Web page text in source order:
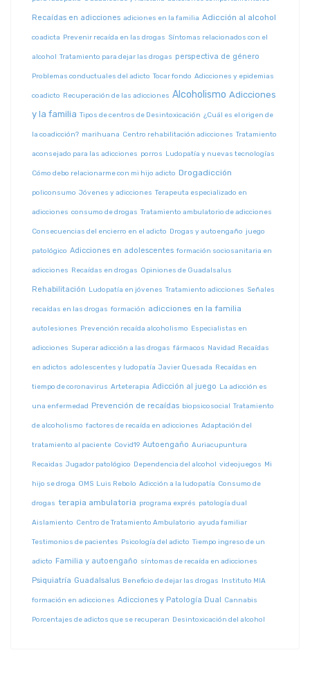
Recaídas en adicciones adiciones en la familia Adicción al alcohol
coadicta Prevenir recaída en las drogas Síntomas relacionados con el
alcohol Tratamiento para dejar las drogas perspectiva de género
Problemas conductuales del adicto Tocar fondo Adicciones y epidemias
coadicto Recuperación de las adicciones Alcoholismo Adicciones
y la familia Tipos de centros de Desintoxicación ¿Cuál es el origen de
la coadicción? marihuana Centro rehabilitación adicciones Tratamiento
aconsejado para las adicciones porros Ludopatía y nuevas tecnologías
Cómo debo relacionarme con mi hijo adicto Drogadicción
policonsumo Jóvenes y adicciones Terapeuta especializado en
adicciones consumo de drogas Tratamiento ambulatorio de adicciones
Consecuencias del encierro en el adicto Drogas y autoengaño juego
patológico Adicciones en adolescentes formación sociosanitaria en
adicciones Recaídas en drogas Opiniones de Guadalsalus
Rehabilitación Ludopatía en jóvenes Tratamiento adicciones Señales
recaídas en las drogas formación adicciones en la familia
autolesiones Prevención recaída alcoholismo Especialistas en
adicciones Superar adicción a las drogas fármacos Navidad Recaídas
en adictos adolescentes y ludopatía Javier Quesada Recaídas en
tiempo de coronavirus Arteterapia Adicción al juego La adicción es
una enfermedad Prevención de recaídas biopsicosocial Tratamiento
de alcoholismo factores de recaída en adicciones Adaptación del
tratamiento al paciente Covid19 Autoengaño Auriacupuntura
Recaidas Jugador patológico Dependencia del alcohol videojuegos Mi
hijo se droga OMS Luis Rebolo Adicción a la ludopatía Consumo de
drogas terapia ambulatoria programa exprés patología dual
Aislamiento Centro de Tratamiento Ambulatorio ayuda familiar
Testimonios de pacientes Psicología del adicto Tiempo ingreso de un
adicto Familia y autoengaño síntomas de recaída en adicciones
Psiquiatría Guadalsalus Beneficio de dejar las drogas Instituto MIA
formación en adicciones Adicciones y Patología Dual Cannabis
Porcentajes de adictos que se recuperan Desintoxicación del alcohol